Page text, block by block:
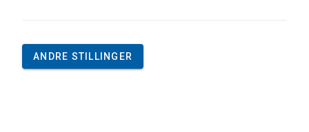
ANDRE STILLINGER